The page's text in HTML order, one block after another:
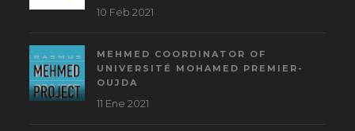
10 Feb 2021
MEHMED COORDINATOR OF
UNIVERSITÉ MOHAMED PREMIER-
OUJDA
11 Ene 2021